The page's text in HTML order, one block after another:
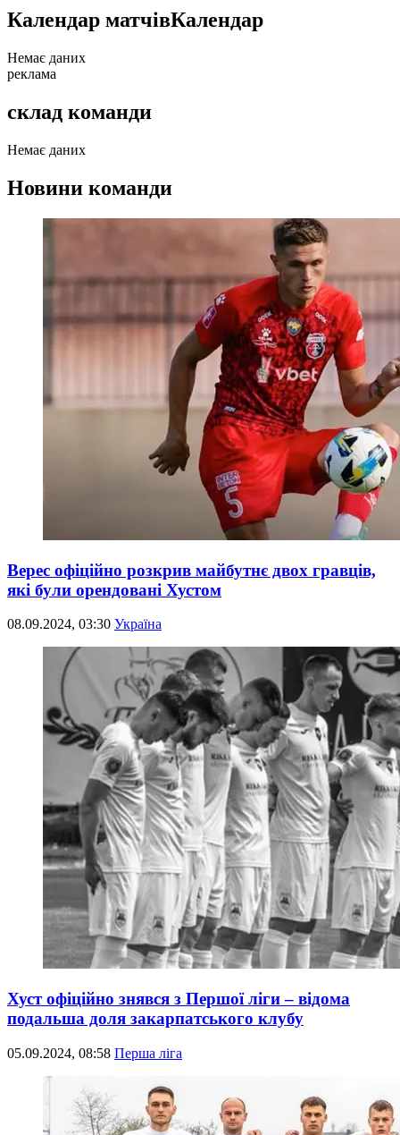
Календар матчівКалендар
Немає даних
реклама
склад команди
Немає даних
Новини команди
Верес офіційно розкрив майбутнє двох гравців,
які були орендовані Хустом
08.09.2024, 03:30 Україна
Хуст офіційно знявся з Першої ліги – відома
подальша доля закарпатського клубу
05.09.2024, 08:58 Перша ліга